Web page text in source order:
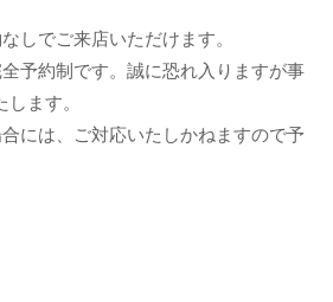
しでご来店いただけます。
予約制です。誠に恐れ入りますが事
ます。
には、ご対応いたしかねますので予